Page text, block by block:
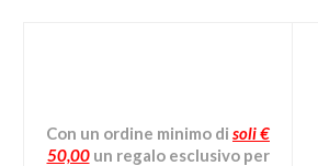
Con un ordine minimo di soli €
50,00un regalo esclusivo per